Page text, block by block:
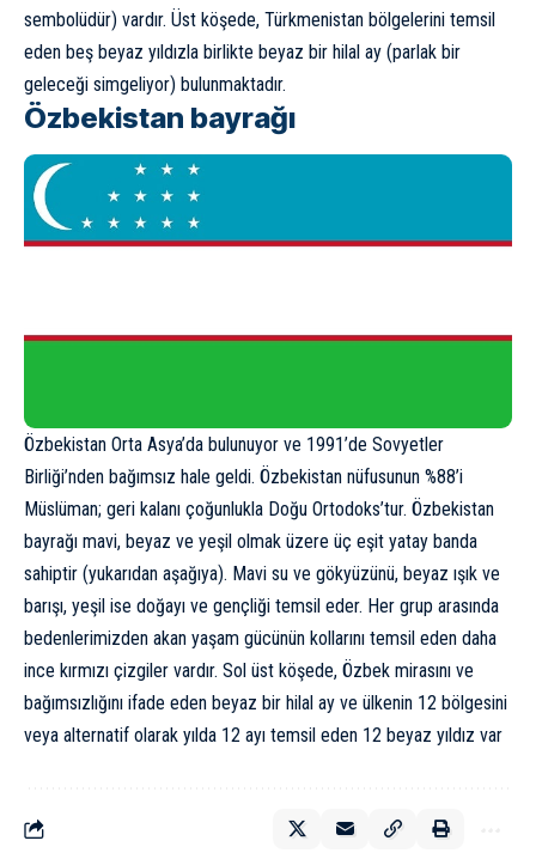
sembolüdür) vardır. Üst köşede, Türkmenistan bölgelerini temsil
eden beş beyaz yıldızla birlikte beyaz bir hilal ay (parlak bir
geleceği simgeliyor) bulunmaktadır.
Özbekistan bayrağı
Özbekistan Orta Asya’da bulunuyor ve 1991’de Sovyetler
Birliği’nden bağımsız hale geldi. Özbekistan nüfusunun %88’i
Müslüman; geri kalanı çoğunlukla Doğu Ortodoks’tur. Özbekistan
bayrağı mavi, beyaz ve yeşil olmak üzere üç eşit yatay banda
sahiptir (yukarıdan aşağıya). Mavi su ve gökyüzünü, beyaz ışık ve
barışı, yeşil ise doğayı ve gençliği temsil eder. Her grup arasında
bedenlerimizden akan yaşam gücünün kollarını temsil eden daha
ince kırmızı çizgiler vardır. Sol üst köşede, Özbek mirasını ve
bağımsızlığını ifade eden beyaz bir hilal ay ve ülkenin 12 bölgesini
veya alternatif olarak yılda 12 ayı temsil eden 12 beyaz yıldız var